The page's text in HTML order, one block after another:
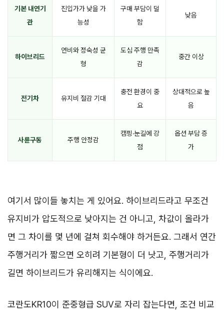
기본 내연기
관
진입가가 낮을 가
능성
구매 부담이 덜
함
낮음
하이브리드
연비와 정숙성 균
형
도심 주행 만족
감
중간 이상
전기차 유지비 절감 기대
충전 환경이 중
요
상대적으로 높
음
사륜구동 주행 안정감
캠핑·눈길에 강
점
옵션 부담 증
가
여기서 많이들 놓치는 게 있어요. 하이브리드라고 무조건
유지비가 압도적으로 낮아지는 건 아니고, 차값이 올라가
면 그 차이를 몇 년에 걸쳐 회수해야 하거든요. 그래서 연간
주행거리가 짧으면 오히려 기본형이 더 낫고, 주행거리가
길면 하이브리드가 유리해지는 식이에요.
코란도KR10이 준중형급 SUV로 자리 잡는다면, 조건 비교